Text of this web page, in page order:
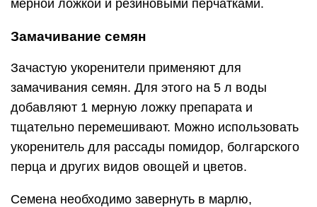
мерной ложкой и резиновыми перчатками.
Замачивание семян
Зачастую укоренители применяют для
замачивания семян. Для этого на 5 л воды
добавляют 1 мерную ложку препарата и
тщательно перемешивают. Можно использовать
укоренитель для рассады помидор, болгарского
перца и других видов овощей и цветов.
Семена необходимо завернуть в марлю,